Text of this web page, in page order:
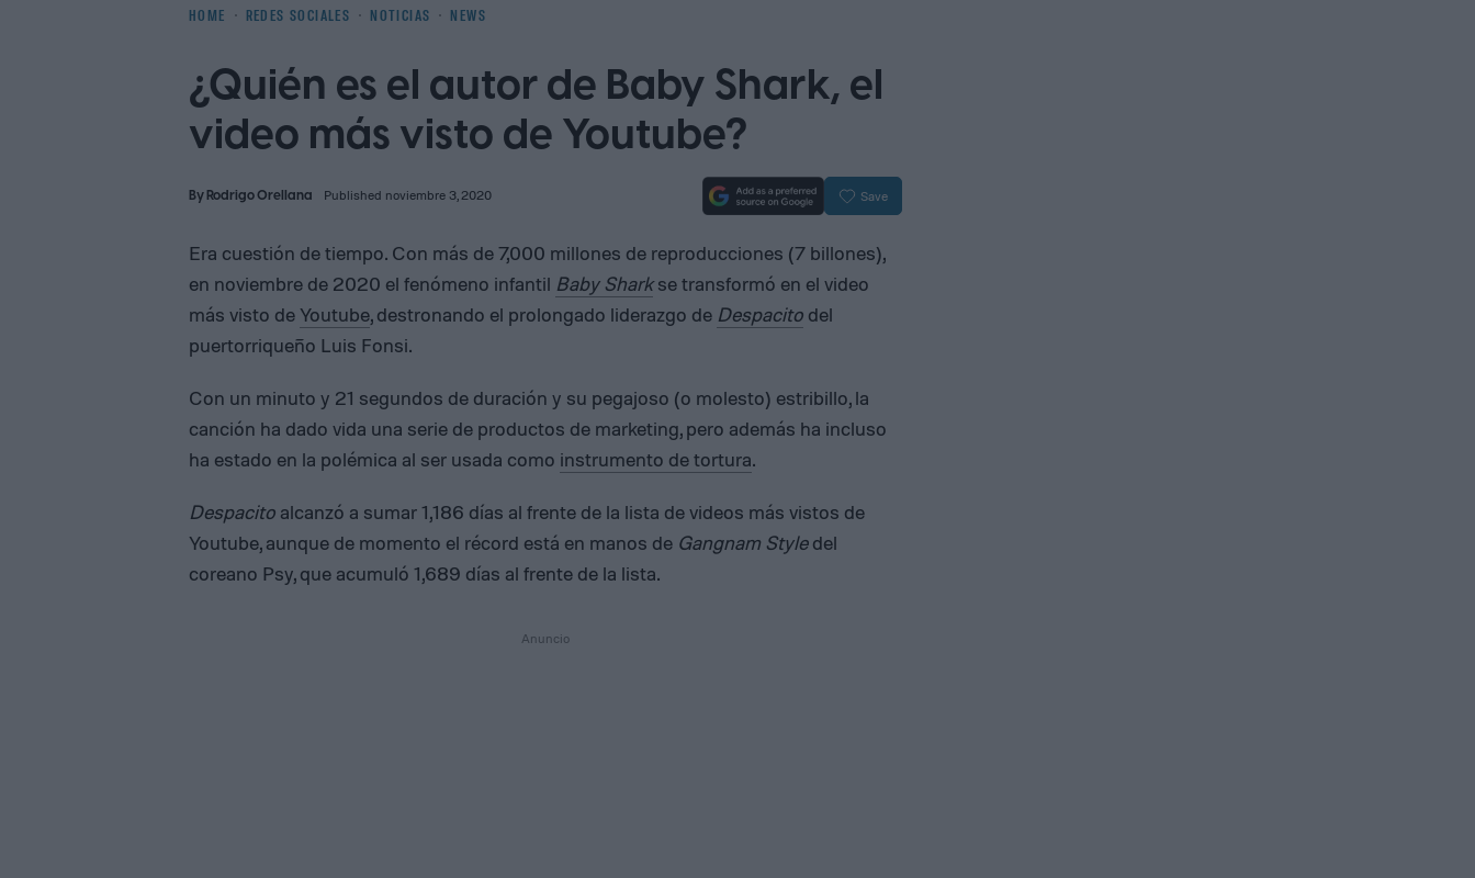
HOME REDES SOCIALES NOTICIAS NEWS
¿Quién es el autor de Baby Shark, el
video más visto de Youtube?
ByRodrigo Orellana Published noviembre 3, 2020 Save
Era cuestión de tiempo. Con más de 7,000 millones de reproducciones (7 billones),
en noviembre de 2020 el fenómeno infantil Baby Shark se transformó en el video
más visto deYoutube, destronando el prolongado liderazgo de Despacito del
puertorriqueño Luis Fonsi.
Con un minuto y 21 segundos de duración y su pegajoso (o molesto) estribillo, la
canción ha dado vida una serie de productos de marketing, pero además ha incluso
ha estado en la polémica al ser usada como instrumento de tortura.
Despacito alcanzó a sumar 1,186 días al frente de la lista de videos más vistos de
Youtube, aunque de momento el récord está en manos de Gangnam Styledel
coreano Psy, que acumuló 1,689 días al frente de la lista.